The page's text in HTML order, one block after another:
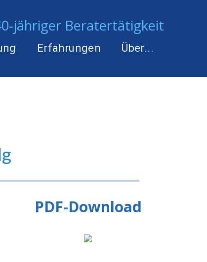
jähriger Beratertätigkeit
Erfahrungen Über...
PDF-Download